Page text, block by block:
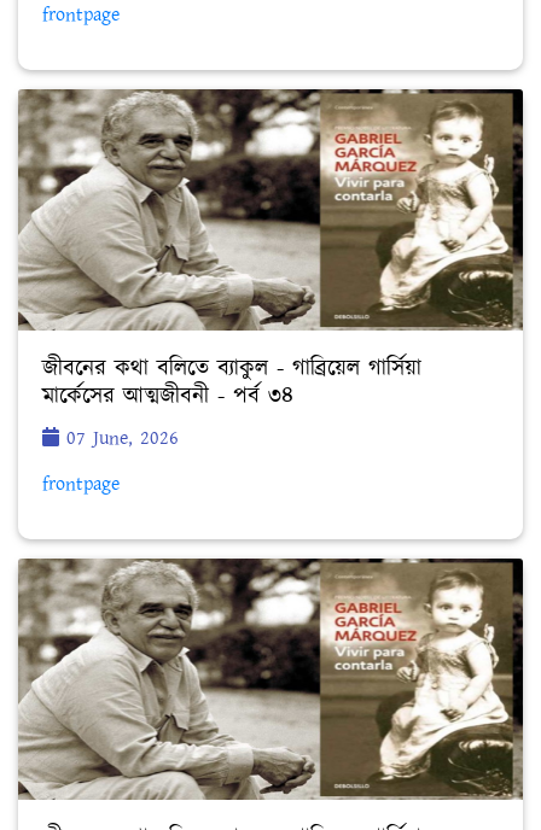
frontpage
জীবনের কথা বলিতে ব্যাকুল - গাব্রিয়েল গার্সিয়া
মার্কেসের আত্মজীবনী - পর্ব ৩৪
07 June, 2026
frontpage